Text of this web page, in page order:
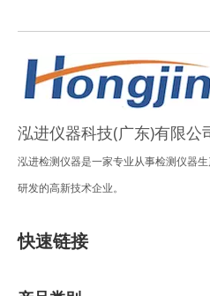
泓进仪器科技(广东)有限公
泓进检测仪器是一家专业从事检测仪器生
研发的高新技术企业。
快速链接